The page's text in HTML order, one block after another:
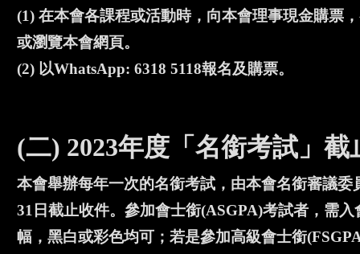
(1) 在本會各課程或活動時，向本會理事現金購票
或瀏覽本會網頁。
(2) 以WhatsApp: 6318 5118報名及購票。
(二) 2023年度「名銜考試」截
本會舉辦每年一次的名銜考試，由本會名銜審議
31日截止收件。參加會士銜(ASGPA)考試者，需
幅，黑白或彩色均可；若是參加高級會士銜